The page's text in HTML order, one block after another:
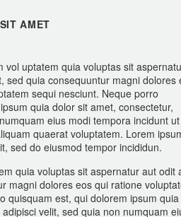
AMET
vol uptatem quia voluptas sit
sed quia consequuntur magni dolores
sequi nesciunt. Neque porro
quia dolor sit amet, consectetur,
eius modi tempora incidunt ut
quaerat voluptatem. Lorem
sed do eiusmod tempor incididun.
quia voluptas sit aspernatur aut odit
magni dolores eos qui ratione
quisquam est, qui dolorem ipsum quia
velit, sed quia non numquam